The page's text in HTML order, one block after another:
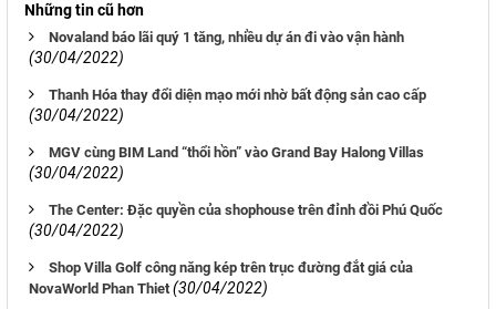
Những tin cũ hơn
Novaland báo lãi quý 1 tăng, nhiều dự án đi vào vận hành
(30/04/2022)
Thanh Hóa thay đổi diện mạo mới nhờ bất động sản cao cấp
(30/04/2022)
MGV cùng BIM Land “thổi hồn” vào Grand Bay Halong Villas
(30/04/2022)
The Center: Đặc quyền của shophouse trên đỉnh đồi Phú Quốc
(30/04/2022)
Shop Villa Golf công năng kép trên trục đường đắt giá của
NovaWorld Phan Thiet (30/04/2022)